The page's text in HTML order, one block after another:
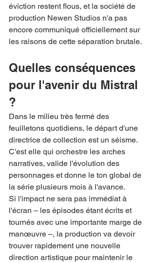
éviction restent flous, et la société de
production Newen Studios n'a pas
encore communiqué officiellement sur
les raisons de cette séparation brutale.
Quelles conséquences
pour l'avenir du Mistral
?
Dans le milieu très fermé des
feuilletons quotidiens, le départ d'une
directrice de collection est un séisme.
C'est elle qui orchestre les arches
narratives, valide l'évolution des
personnages et donne le ton global de
la série plusieurs mois à l'avance.
Si l'impact ne sera pas immédiat à
l'écran – les épisodes étant écrits et
tournés avec une importante marge de
manœuvre –, la production va devoir
trouver rapidement une nouvelle
direction artistique pour maintenir le